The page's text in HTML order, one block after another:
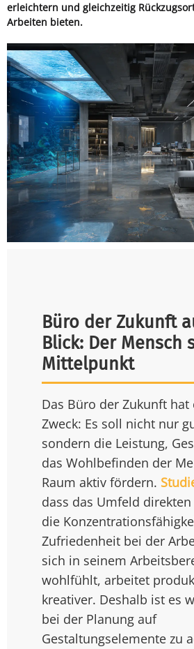
erleichtern und gleichzeitig
Arbeiten bieten.
Büro der Zukunft
Blick: Der Mensch
Mittelpunkt
Das Büro der Zukunft hat
Zweck: Es soll nicht nur
sondern die Leistung,
das Wohlbefinden der
Raum aktiv fördern.
dass das Umfeld
die
Zufriedenheit bei der
sich in seinem
wohlfühlt, arbeitet
kreativer. Deshalb ist es
bei der Planung auf
Gestaltungselemente zu